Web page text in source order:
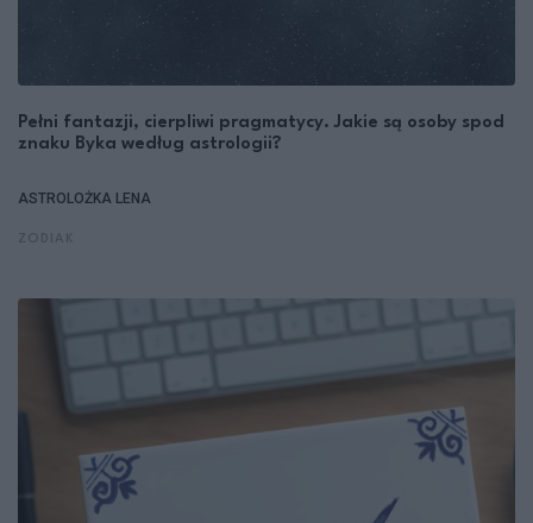
Pełni fantazji, cierpliwi pragmatycy. Jakie są osoby spod
znaku Byka według astrologii?
ASTROLOŻKA LENA